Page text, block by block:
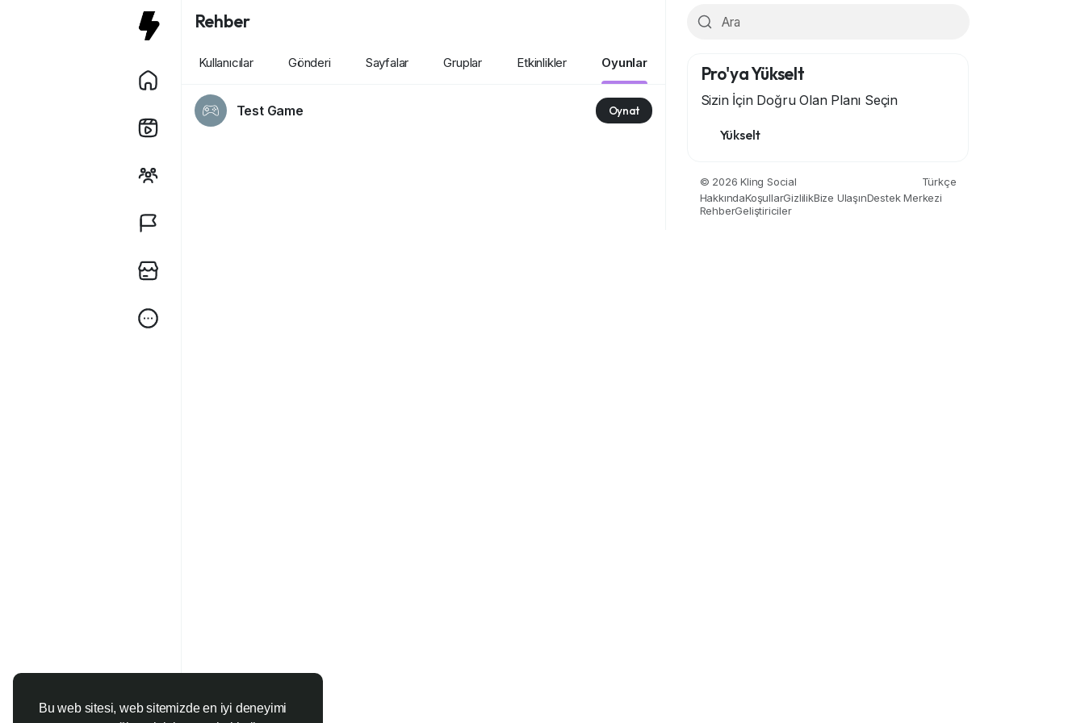
Bu web sitesi, web sitemizde en iyi deneyimi
Rehber
Kullanıcılar Gönderi Sayfalar Gruplar Etkinlikler Oyunlar
Test Game Oynat
Pro'ya Yükselt
Sizin İçin Doğru Olan Planı Seçin
Yükselt
© 2026 Kling Social
Türkçe
HakkındaKoşullarGizlilikBize UlaşınDestek Merkezi
RehberGeliştiriciler